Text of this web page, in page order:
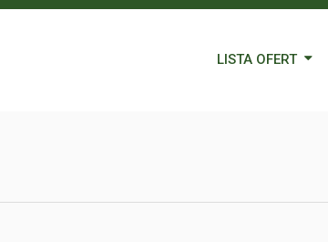
LISTA OFERT